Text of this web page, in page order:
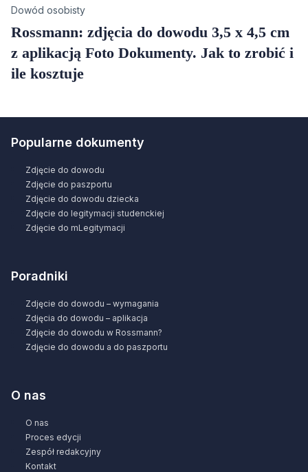
Category
Dowód osobisty
Rossmann: zdjęcia do dowodu 3,5 x 4,5 cm
z aplikacją Foto Dokumenty. Jak to zrobić i
ile kosztuje
Popularne dokumenty
Zdjęcie do dowodu
Zdjęcie do paszportu
Zdjęcie do dowodu dziecka
Zdjęcie do legitymacji studenckiej
Zdjęcie do mLegitymacji
Poradniki
Zdjęcie do dowodu – wymagania
Zdjęcia do dowodu – aplikacja
Zdjęcie do dowodu w Rossmann?
Zdjęcie do dowodu a do paszportu
O nas
O nas
Proces edycji
Zespół redakcyjny
Kontakt